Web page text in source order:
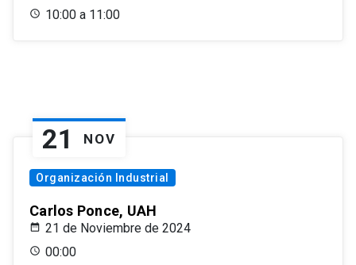
10:00 a 11:00
21 NOV
Organización Industrial
Carlos Ponce, UAH
21 de Noviembre de 2024
00:00